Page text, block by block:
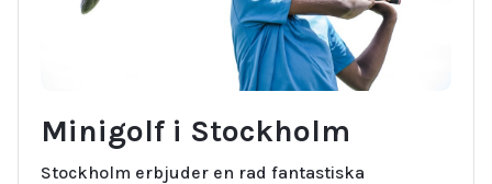
Minigolf i Stockholm
Stockholm erbjuder en rad fantastiska